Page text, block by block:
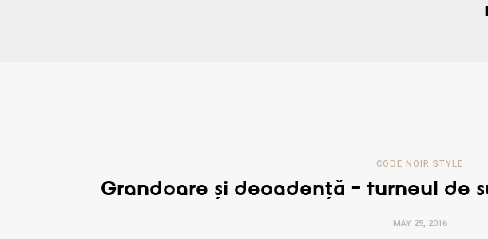
CODE NOIR STYLE
Grandoare și decadență – turneul de
MAY 25, 2016